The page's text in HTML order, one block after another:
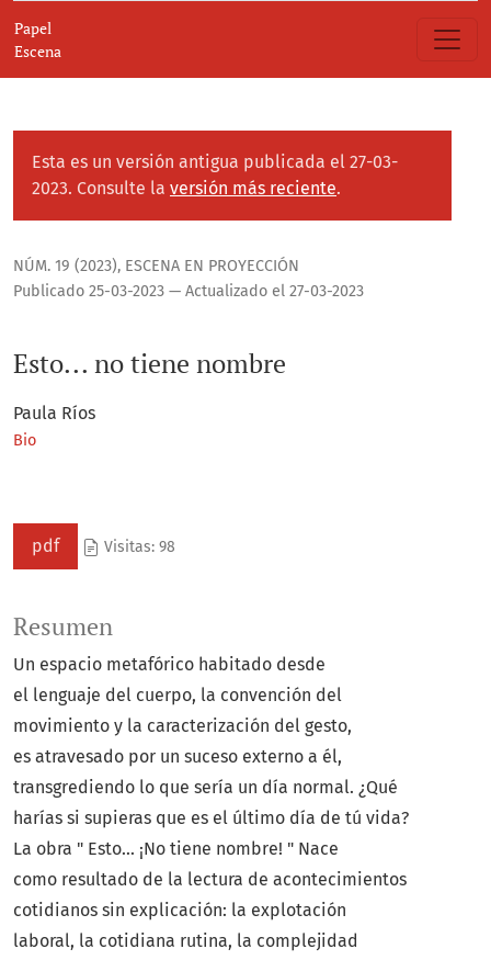
Papel
Escena
Esta es un versión antigua publicada el 27-03-
2023. Consulte la versión más reciente.
NÚM. 19 (2023), ESCENA EN PROYECCIÓN
Esto... no tiene nombre
Publicado 25-03-2023 — Actualizado el 27-03-2023
Paula Ríos
Bio
pdf Visitas: 98
Resumen
Un espacio metafórico habitado desde
el lenguaje del cuerpo, la convención del
movimiento y la caracterización del gesto,
es atravesado por un suceso externo a él,
transgrediendo lo que sería un día normal. ¿Qué
harías si supieras que es el último día de tú vida?
La obra " Esto... ¡No tiene nombre! " Nace
como resultado de la lectura de acontecimientos
cotidianos sin explicación: la explotación
laboral, la cotidiana rutina, la complejidad